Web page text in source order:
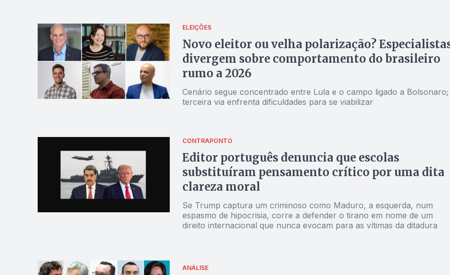
ELEIÇÕES
Novo eleitor ou velha polarização?
divergem sobre comportamento do brasileiro
rumo a 2026
Cenário segue concentrado entre Lula e o campo ligado a Bolsonaro;
terceira via enfrenta dificuldades para se viabilizar
CONTRAPONTO
Editor português denuncia que escolas
substituíram pensamento crítico por uma dita
clareza moral
Se Trump captura um criminoso como Maduro, a esquerda, num
espasmo de hipocrisia, corre a defender o tirano em nome de um
direito internacional que nunca evocam para as vítimas da ditadura
ANÁLISE